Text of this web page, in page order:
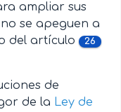
ampliar sus
se apeguen a
del artículo
26
de
de la Ley de